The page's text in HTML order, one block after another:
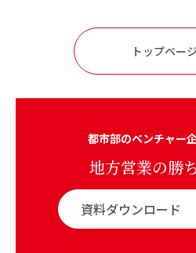
トップペー
都市部のベンチャー
地方営業の勝
資料ダウンロード